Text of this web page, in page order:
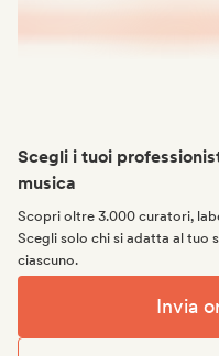
Scegli i tuoi
musica
Scopri oltre 3.000 curatori,
Scegli solo chi si adatta al tuo
ciascuno.
Invia